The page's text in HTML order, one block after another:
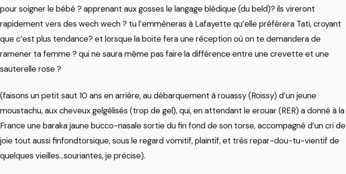
pour soigner le bébé ? apprenant aux gosses le langage blédique (du beld)? ils vireront
rapidement vers des wech wech ? tu l’emmèneras à Lafayette qu’elle préférera Tati, croyant
que c’est plus tendance? et lorsque la boite fera une réception où on te demandera de
ramener ta femme ? qui ne saura même pas faire la différence entre une crevette et une
sauterelle rose ?
(faisons un petit saut 10 ans en arrière, au débarquement à rouassy (Roissy) d’un jeune
moustachu, aux cheveux gelgélisés (trop de gel), qui, en attendant le erouar (RER) a donné à la
France une baraka jaune bucco-nasale sortie du fin fond de son torse, accompagné d’un cri de
joie tout aussi finfondtorsique, sous le regard vomitif, plaintif, et très repar-dou-tu-vientif de
quelques vieilles…souriantes, je précise).